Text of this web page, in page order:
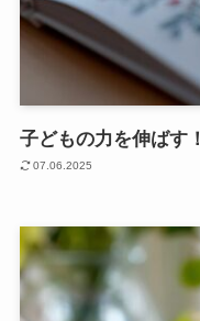
子どもの力を伸ばす
07.06.2025